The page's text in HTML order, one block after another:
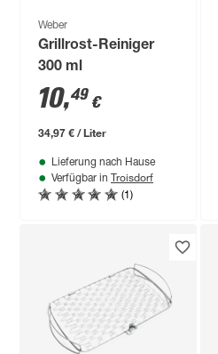
Weber
Grillrost-Reiniger
300 ml
10,49 €
34,97 € / Liter
Lieferung nach Hause
Verfügbar in Troisdorf
(1)